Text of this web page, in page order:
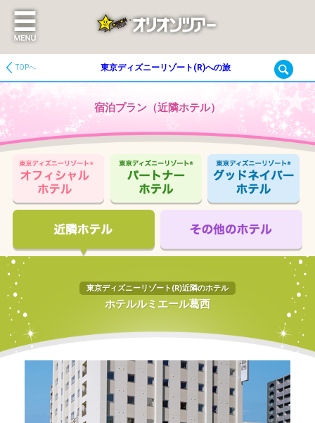
TOPへ 東京ディズニーリゾート(R)への旅
宿泊プラン（近隣ホテル）
東京ディズニーリゾート(R)近隣のホテル
ホテルルミエール葛西